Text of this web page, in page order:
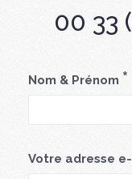
00 33
Nom & Prénom *
Votre adresse